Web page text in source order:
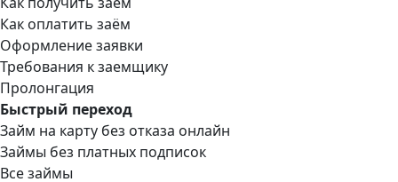
Как оплатить заём
Оформление заявки
Требования к заемщику
Пролонгация
Быстрый переход
Займ на карту без отказа онлайн
Займы без платных подписок
Все займы